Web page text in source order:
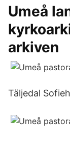
Umeå
arkiven
Täljedal